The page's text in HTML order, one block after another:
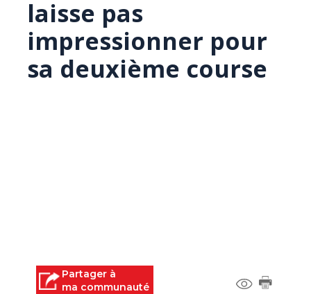
laisse pas
impressionner pour
sa deuxième course
Partager à
ma communauté